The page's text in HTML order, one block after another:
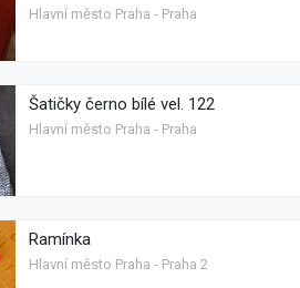
Hlavní město Praha - Praha
Šatičky černo bílé vel. 122
Hlavní město Praha - Praha
Ramínka
Hlavní město Praha - Praha 2